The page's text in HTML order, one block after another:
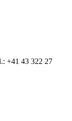
+41 43 322 27